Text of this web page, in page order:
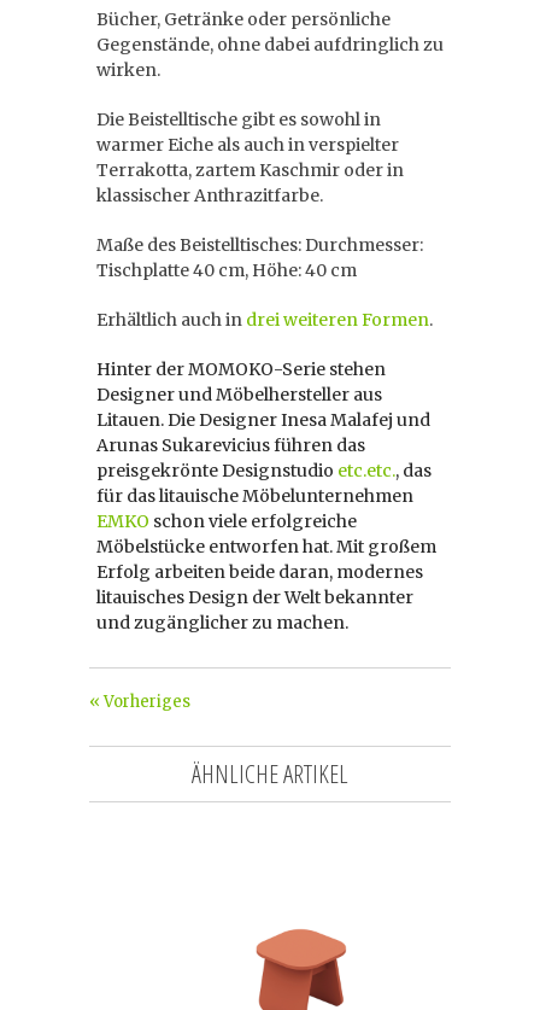
Bücher, Getränke oder persönliche
Gegenstände, ohne dabei aufdringlich zu
wirken.
Die Beistelltische gibt es sowohl in
warmer Eiche als auch in verspielter
Terrakotta, zartem Kaschmir oder in
klassischer Anthrazitfarbe.
Maße des Beistelltisches: Durchmesser:
Tischplatte 40 cm, Höhe: 40 cm
Erhältlich auch in drei weiteren Formen.
Hinter der MOMOKO-Serie stehen
Designer und Möbelhersteller aus
Litauen. Die Designer Inesa Malafej und
Arunas Sukarevicius führen das
preisgekrönte Designstudio etc.etc., das
für das litauische Möbelunternehmen
EMKO schon viele erfolgreiche
Möbelstücke entworfen hat. Mit großem
Erfolg arbeiten beide daran, modernes
litauisches Design der Welt bekannter
und zugänglicher zu machen.
« Vorheriges
ÄHNLICHE ARTIKEL